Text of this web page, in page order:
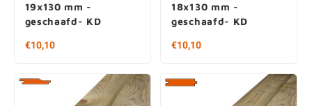
19x130 mm -
geschaafd- KD
€10,10
18x130 mm -
geschaafd- KD
€10,10